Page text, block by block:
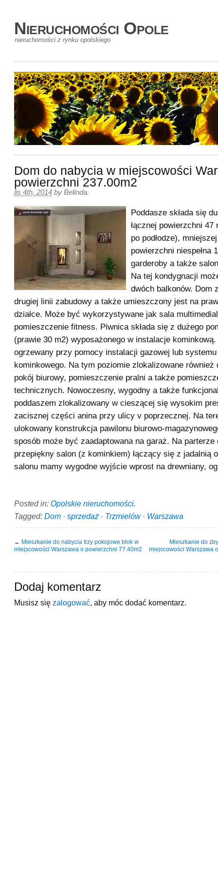
Nieruchomości Opole
nieruchomości z rynku opolskiego
Dom do nabycia w miejscowości
powierzchni 237.00m2
lis 4th, 2014 by Belinda.
Poddasze składa się
łącznej powierzchni 47
po podłodze),
powierzchni niespełna
garderoby a także
Na tej kondygnacji
dwóch balkonów. Dom
drugiej linii zabudowy a także umieszczony jest na
działce. Może być wykorzystywane jak sala
pomieszczenie fitness. Piwnica składa się z dużego
(prawie 30 m2) wyposażonego w instalacje
ogrzewany przy pomocy instalacji gazowej lub
kominkowego. Na tym poziomie zlokalizowane również
pokój biurowy, pomieszczenie pralni a także
technicznych. Nowoczesny, wygodny a także
poddaszem zlokalizowany w cieszącej się wysokim
zacisznej części anina przy ulicy v poprzecznej. Na
ulokowany konstrukcja pawilonu biurowo-
sposób może być zaadaptowana na garaż. Na parterze
przepiękny salon (z kominkiem) łączący się z jadalnią
salonu mamy wygodne wyjście wprost na drewniany,
Posted in: Opolskie nieruchomości.
Tagged: Dom · sprzedaż · Trzmielów· Warszawa
← Mieszkanie do nabycia trzy pokojowe blok w
miejscowości Warszawa o powierzchni 77.40m2
Mieszkanie do
miejscowości Warszawa
Dodaj komentarz
Musisz się zalogować , aby móc dodać komentarz.